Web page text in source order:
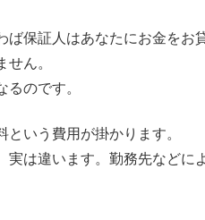
ば保証人はあなたにお金を
ん。
のです。
いう費用が掛かります。
実は違います。勤務先など